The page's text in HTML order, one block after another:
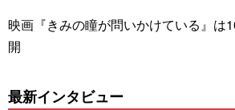
映画『きみの瞳が問いかけている』は
開
最新インタビュー